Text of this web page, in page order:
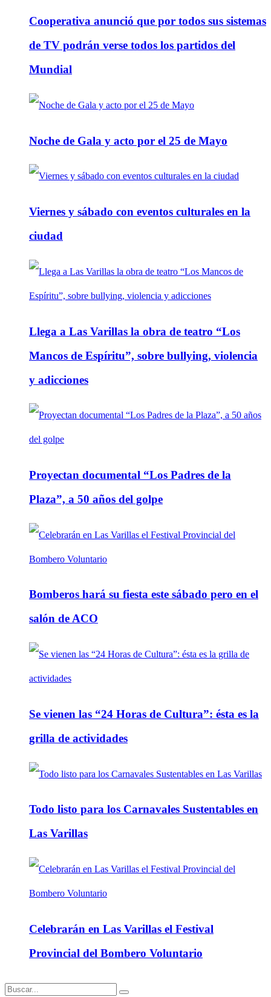
Cooperativa anunció que por todos sus sistemas
de TV podrán verse todos los partidos del
Mundial
Noche de Gala y acto por el 25 de Mayo
Viernes y sábado con eventos culturales en la
ciudad
Llega a Las Varillas la obra de teatro “Los
Mancos de Espíritu”, sobre bullying, violencia
y adicciones
Proyectan documental “Los Padres de la
Plaza”, a 50 años del golpe
Bomberos hará su fiesta este sábado pero en el
salón de ACO
Se vienen las “24 Horas de Cultura”: ésta es la
grilla de actividades
Todo listo para los Carnavales Sustentables en
Las Varillas
Celebrarán en Las Varillas el Festival
Provincial del Bombero Voluntario